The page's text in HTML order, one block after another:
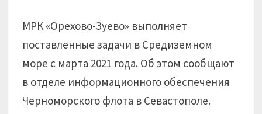
МРК «Орехово-Зуево» выполняет
поставленные задачи в Средиземном
море с марта 2021 года. Об этом сообщают
в отделе информационного обеспечения
Черноморского флота в Севастополе.